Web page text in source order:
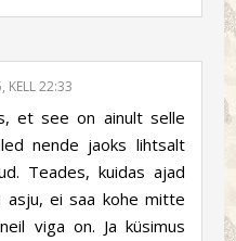
KELL 22:33
et see on ainult selle
nende jaoks lihtsalt
Teades, kuidas ajad
asju, ei saa kohe mitte
viga on. Ja küsimus